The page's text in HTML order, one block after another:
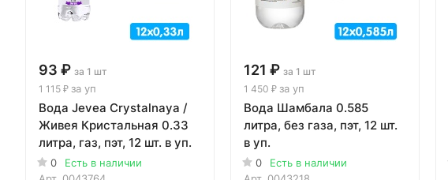
93 ₽ за 1 шт
1 115 ₽ за уп
Вода Jevea Crystalnaya /
Живея Кристальная 0.33
литра, газ, пэт, 12 шт. в уп.
0
Есть в наличии
121 ₽ за 1 шт
1 450 ₽ за уп
Вода Шамбала 0.585
литра, без газа, пэт, 12 шт.
в уп.
0
Есть в наличии